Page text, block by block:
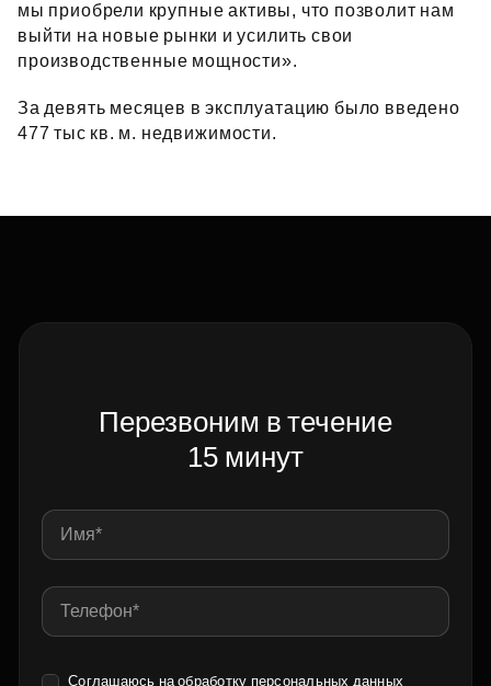
мы приобрели крупные активы, что позволит нам
выйти на новые рынки и усилить свои
производственные мощности».
За девять месяцев в эксплуатацию было введено
477 тыс кв. м. недвижимости.
Перезвоним в течение
15 минут
Соглашаюсь на обработку персональных данных